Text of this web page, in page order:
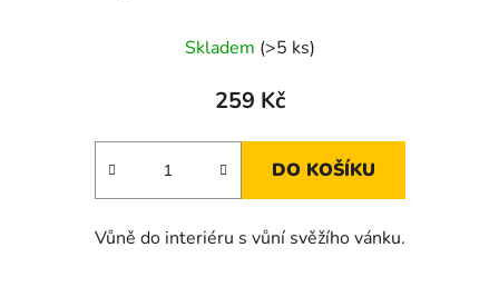
Skladem (>5 ks)
259 Kč
DO KOŠÍKU
Vůně do interiéru s vůní svěžího vánku.